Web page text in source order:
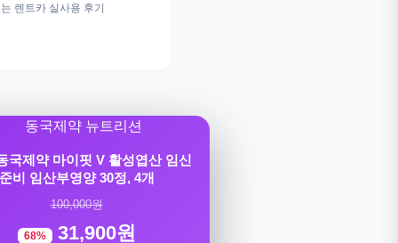
렌트카 실사용 후기
국제약 마이핏 V 활성엽산 임신
준비 임산부영양 30정, 4개
100,000원
68% 31,900원